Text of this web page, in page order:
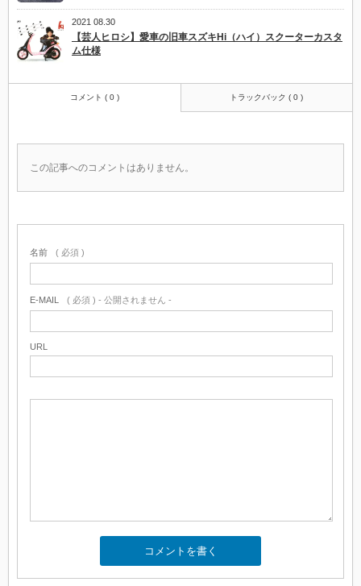
2021 08.30
【芸人ヒロシ】愛車の旧車スズキHi（ハイ）スクーターカスタ
ム仕様
コメント ( 0 ) トラックバック ( 0 )
この記事へのコメントはありません。
名前 ( 必須 )
E-MAIL ( 必須 ) - 公開されません -
URL